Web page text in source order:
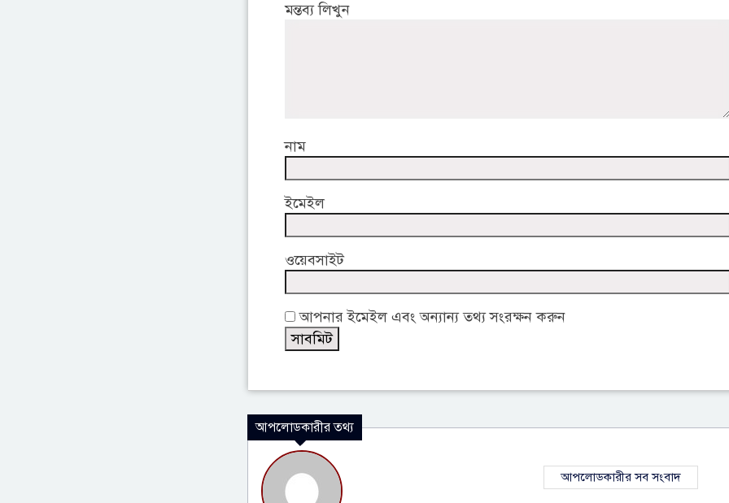
মন্তব্য লিখুন
নাম
ইমেইল
ওয়েবসাইট
আপনার ইমেইল এবং অন্যান্য তথ্য সংরক্ষন করুন
আপলোডকারীর তথ্য
আপলোডকারীর সব সংবাদ